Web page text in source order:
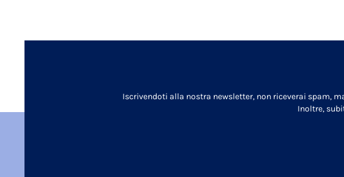
Iscrivendoti alla nostra newsletter, non riceverai spam,
Inoltre,